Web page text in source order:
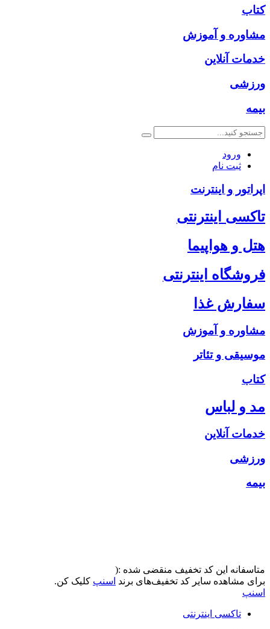
کتاب
مشاوره و آموزش
خدمات آنلاین
ورزشی
بیمه
ورود
ثبت نام
اپراتور و اینترنت
تاکسی اینترنتی
هتل و هواپیما
فروشگاه اینترنتی
سفارش غذا
مشاوره و آموزش
موسیقی و تئاتر
کتاب
مد و لباس
خدمات آنلاین
ورزشی
بیمه
متاسفانه این کد تخفیف منقضی شده :(
برای مشاهده سایر کد تخفیف‌های برند اسنپ کلیک کن.
اسنپ
تاکسی اینترنتی